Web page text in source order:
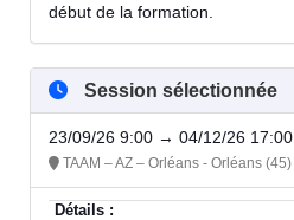
début de la formation.
Session sélectionnée
23/09/26 9:00 → 04/12/26 17:00
TAAM – AZ – Orléans - Orléans (45)
Détails :